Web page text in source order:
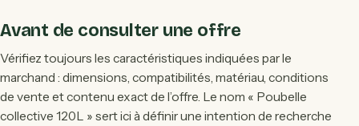
Avant de consulter une offre
Vérifiez toujours les caractéristiques indiquées par le
marchand : dimensions, compatibilités, matériau, conditions
de vente et contenu exact de l’offre. Le nom « Poubelle
collective 120L » sert ici à définir une intention de recherche